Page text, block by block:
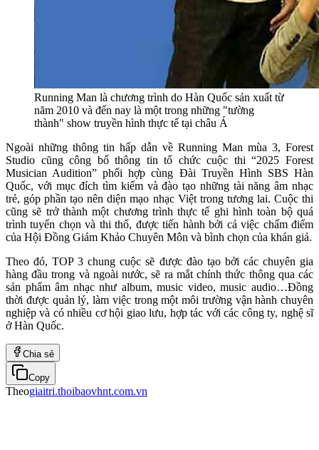
Running Man là chương trình do Hàn Quốc sản xuất từ
năm 2010 và đến nay là một trong những "tường
thành" show truyền hình thực tế tại châu Á
Ngoài những thông tin hấp dẫn về Running Man mùa 3, Forest
Studio cũng công bố thông tin tổ chức cuộc thi “2025 Forest
Musician Audition” phối hợp cùng Đài Truyền Hình SBS Hàn
Quốc, với mục đích tìm kiếm và đào tạo những tài năng âm nhạc
trẻ, góp phần tạo nên diện mạo nhạc Việt trong tương lai. Cuộc thi
cũng sẽ trở thành một chương trình thực tế ghi hình toàn bộ quá
trình tuyển chọn và thi thố, được tiến hành bởi cả việc chấm điểm
của Hội Đồng Giám Khảo Chuyên Môn và bình chọn của khán giả.
Theo đó, TOP 3 chung cuộc sẽ được đào tạo bởi các chuyên gia
hàng đầu trong và ngoài nước, sẽ ra mắt chính thức thông qua các
sản phẩm âm nhạc như album, music video, music audio…Đồng
thời được quản lý, làm việc trong một môi trường vận hành chuyên
nghiệp và có nhiều cơ hội giao lưu, hợp tác với các công ty, nghệ sĩ
ở Hàn Quốc.
Chia sẻ
Copy
Theogiaitri.thoibaovhnt.com.vn